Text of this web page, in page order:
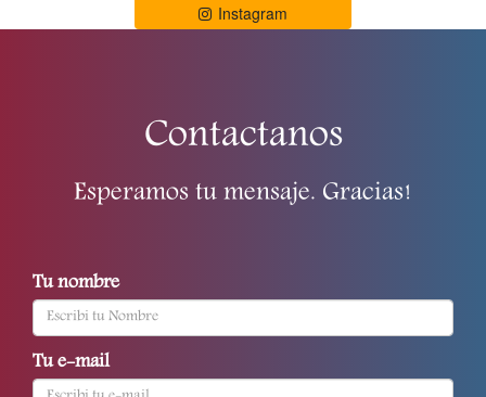
Instagram
Contactanos
Esperamos tu mensaje. Gracias!
Tu nombre
Tu e-mail